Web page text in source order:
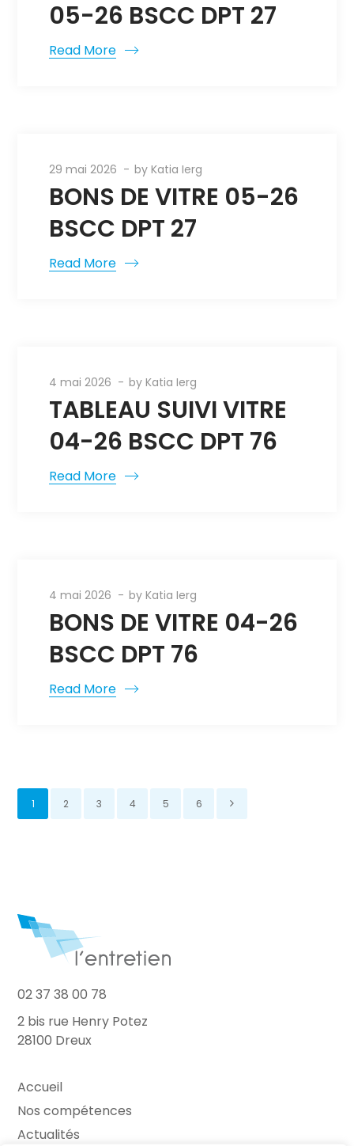
05-26 BSCC DPT 27
Read More
29 mai 2026 byKatia Ierg
BONS DE VITRE 05-26
BSCC DPT 27
Read More
4 mai 2026 byKatia Ierg
TABLEAU SUIVI VITRE
04-26 BSCC DPT 76
Read More
4 mai 2026 byKatia Ierg
BONS DE VITRE 04-26
BSCC DPT 76
Read More
1 2 3 4 5 6
02 37 38 00 78
2 bis rue Henry Potez
28100 Dreux
Accueil
Nos compétences
Actualités